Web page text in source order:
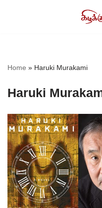
Home » Haruki Murakami
Haruki